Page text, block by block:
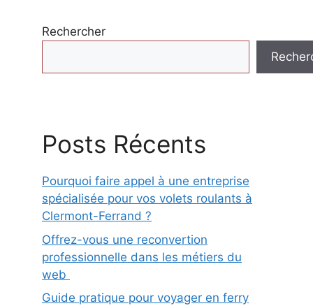
Rechercher
Posts Récents
Pourquoi faire appel à une entreprise
spécialisée pour vos volets roulants à
Clermont-Ferrand ?
Offrez-vous une reconvertion
professionnelle dans les métiers du
web
Guide pratique pour voyager en ferry